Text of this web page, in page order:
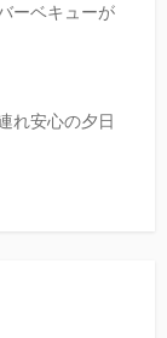
ーベキューが
れ安心の夕日